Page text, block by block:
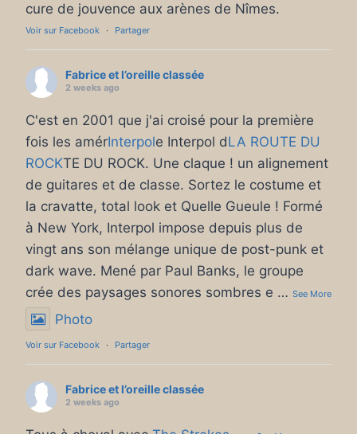
cure de jouvence aux arènes de Nîmes.
Voir sur Facebook · Partager
Fabrice et l’oreille classée
2 weeks ago
C'est en 2001 que j'ai croisé pour la première
fois les amérInterpole Interpol dLA ROUTE DU
ROCKTE DU ROCK. Une claque ! un alignement
de guitares et de classe. Sortez le costume et
la cravatte, total look et Quelle Gueule ! Formé
à New York, Interpol impose depuis plus de
vingt ans son mélange unique de post-punk et
dark wave. Mené par Paul Banks, le groupe
crée des paysages sonores sombres e … See More
Photo
Voir sur Facebook · Partager
Fabrice et l’oreille classée
2 weeks ago